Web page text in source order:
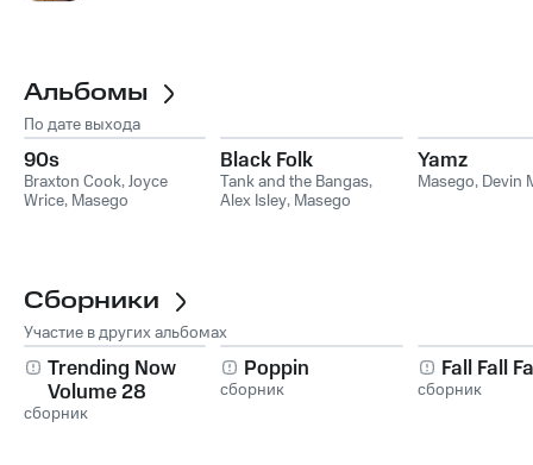
Альбомы
По дате выхода
90s
Braxton Cook,Joyce
Wrice, Masego
Black Folk
Tank and the Bangas,
Alex Isley, Masego
Yamz
Masego, Devin
Сборники
Участие в других альбомах
Trending Now
Volume 28
сборник
Poppin
сборник
Fall Fall
сборник